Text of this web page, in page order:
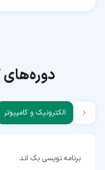
دوره‌های
الکترونیک و کامپیوتر
برنامه نویسی بک اند